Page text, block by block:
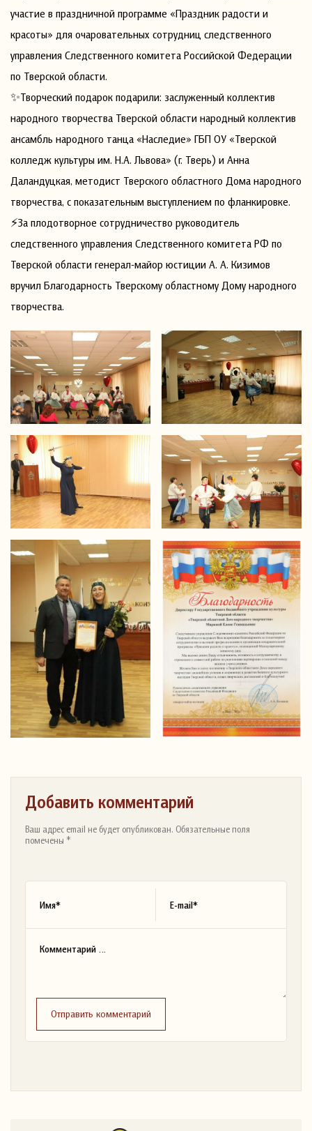
участие в праздничной программе «Праздник радости и
красоты» для очаровательных сотрудниц следственного
управления Следственного комитета Российской Федерации
по Тверской области.
✨Творческий подарок подарили: заслуженный коллектив
народного творчества Тверской области народный коллектив
ансамбль народного танца «Наследие» ГБП ОУ «Тверской
колледж культуры им. Н.А. Львова» (г. Тверь) и Анна
Даландуцкая, методист Тверского областного Дома народного
творчества, с показательным выступлением по фланкировке.
⚡️За плодотворное сотрудничество руководитель
следственного управления Следственного комитета РФ по
Тверской области генерал-майор юстиции А. А. Кизимов
вручил Благодарность Тверскому областному Дому народного
творчества.
Добавить комментарий
Ваш адрес email не будет опубликован. Обязательные поля
помечены *
Отправить комментарий